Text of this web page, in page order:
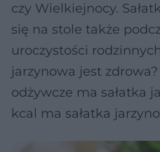
czy Wielkiejnocy.
się na stole także
uroczystości
jarzynowa jest
odżywcze ma sałatka
kcal ma sałatka